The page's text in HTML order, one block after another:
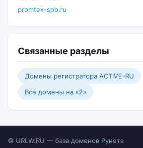
promtex-spb.ru
Связанные разделы
Домены регистратора ACTIVE-RU
Все домены на «2»
© URLW.RU — база доменов Рунета